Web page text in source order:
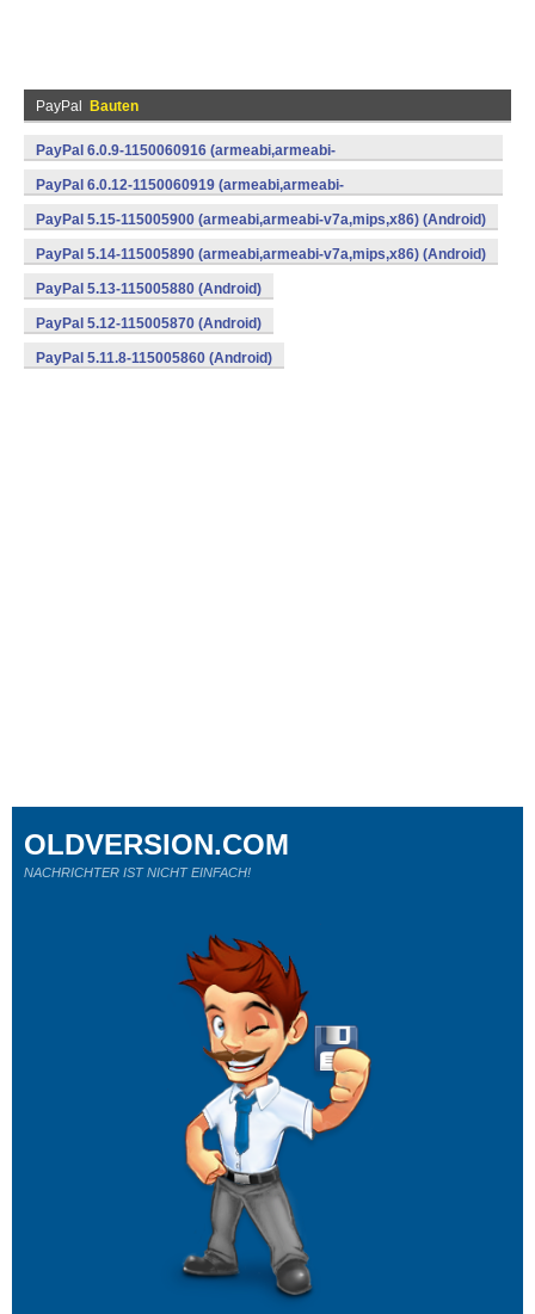
PayPal Bauten
PayPal 6.0.9-1150060916 (armeabi,armeabi-
v7a,mips,x86) (Android)
PayPal 6.0.12-1150060919 (armeabi,armeabi-
v7a,mips,x86) (Android)
PayPal 5.15-115005900 (armeabi,armeabi-v7a,mips,x86) (Android)
PayPal 5.14-115005890 (armeabi,armeabi-v7a,mips,x86) (Android)
PayPal 5.13-115005880 (Android)
PayPal 5.12-115005870 (Android)
PayPal 5.11.8-115005860 (Android)
OLDVERSION.COM
NACHRICHTER IST NICHT EINFACH!